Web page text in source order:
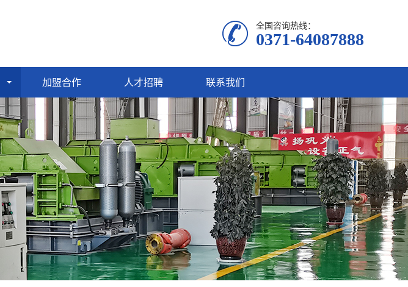
全国咨询热线：
0371-64087888
加盟合作 人才招聘 联系我们